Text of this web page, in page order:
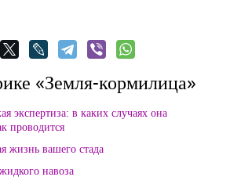
«Земля-кормилица»
экспертиза: в каких случаях она
проводится
жизнь вашего стада
навоза